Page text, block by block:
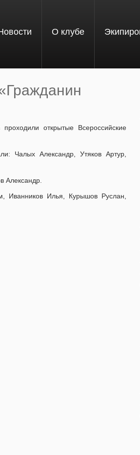
О клубе
открытые Всероссийские
Чалых Александр, Утяков Артур,
Александр.
Иванников Илья, Курышов Руслан,